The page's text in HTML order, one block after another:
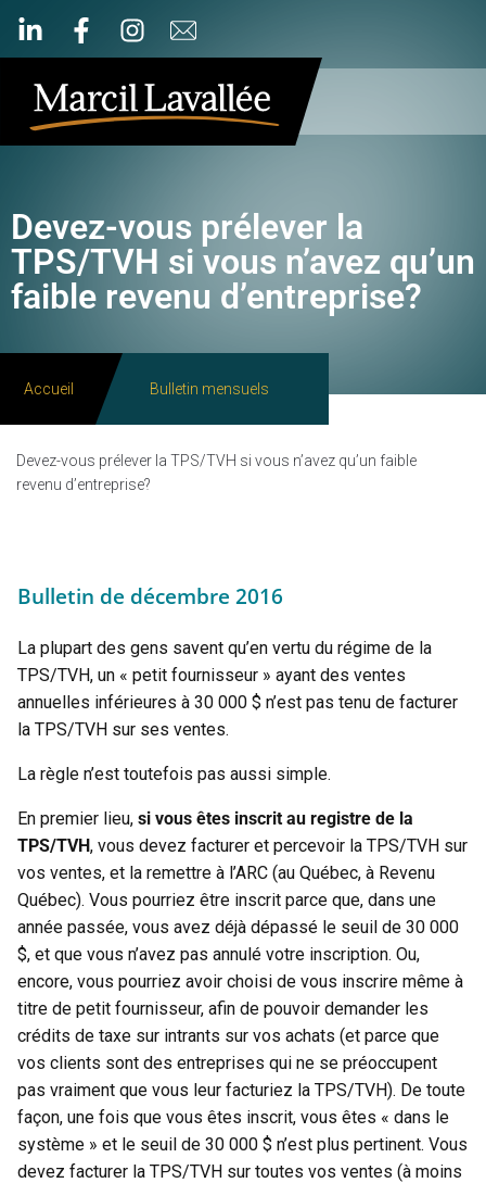
Devez-vous prélever la
TPS/TVH si vous n’avez qu’un
faible revenu d’entreprise?
Accueil Bulletin mensuels
Devez-vous prélever la TPS/TVH si vous n’avez qu’un faible
revenu d’entreprise?
Bulletin de décembre 2016
La plupart des gens savent qu’en vertu du régime de la
TPS/TVH, un « petit fournisseur » ayant des ventes
annuelles inférieures à 30 000 $ n’est pas tenu de facturer
la TPS/TVH sur ses ventes.
La règle n’est toutefois pas aussi simple.
En premier lieu, si vous êtes inscrit au registre de la
TPS/TVH, vous devez facturer et percevoir la TPS/TVH sur
vos ventes, et la remettre à l’ARC (au Québec, à Revenu
Québec). Vous pourriez être inscrit parce que, dans une
année passée, vous avez déjà dépassé le seuil de 30 000
$, et que vous n’avez pas annulé votre inscription. Ou,
encore, vous pourriez avoir choisi de vous inscrire même à
titre de petit fournisseur, afin de pouvoir demander les
crédits de taxe sur intrants sur vos achats (et parce que
vos clients sont des entreprises qui ne se préoccupent
pas vraiment que vous leur facturiez la TPS/TVH). De toute
façon, une fois que vous êtes inscrit, vous êtes « dans le
système » et le seuil de 30 000 $ n’est plus pertinent. Vous
devez facturer la TPS/TVH sur toutes vos ventes (à moins